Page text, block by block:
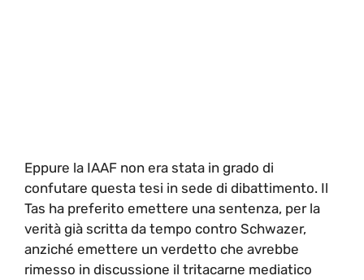
Eppure la IAAF non era stata in grado di
confutare questa tesi in sede di dibattimento. Il
Tas ha preferito emettere una sentenza, per la
verità già scritta da tempo contro Schwazer,
anziché emettere un verdetto che avrebbe
rimesso in discussione il tritacarne mediatico